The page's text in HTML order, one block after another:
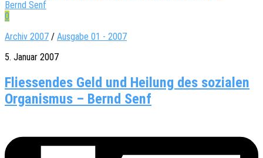
0
Archiv 2007 / Ausgabe 01 - 2007
5. Januar 2007
Fliessendes Geld und Heilung des sozialen
Organismus – Bernd Senf